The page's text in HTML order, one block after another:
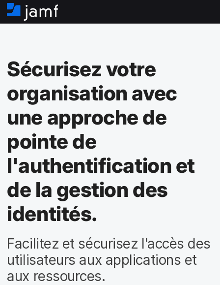
A
c
lSécurisez votre
organisation avec
une approche de
pointe de
l'authentification et
de la gestion des
identités.
Facilitez et sécurisez l'accès des
utilisateurs aux applications et
aux ressources.